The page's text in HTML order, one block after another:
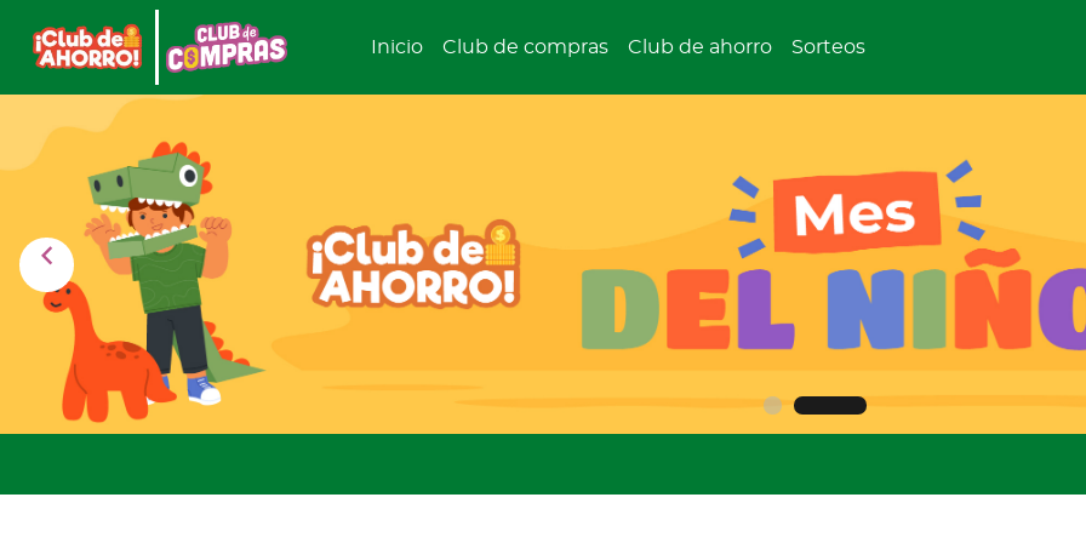
Inicio Club de compras Club de ahorro Sorteos
chevron_left